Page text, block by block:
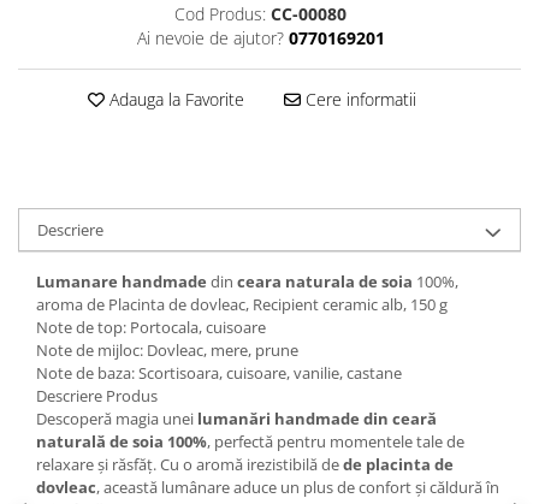
Cod Produs: CC-00080
Ai nevoie de ajutor? 0770169201
Adauga la Favorite Cere informatii
Descriere
Lumanare handmade din ceara naturala de soia 100%,
aroma de Placinta de dovleac, Recipient ceramic alb, 150 g
Note de top: Portocala, cuisoare
Note de mijloc: Dovleac, mere, prune
Note de baza: Scortisoara, cuisoare, vanilie, castane
Descriere Produs
Descoperă magia unei lumanări handmade din ceară
naturală de soia 100%, perfectă pentru momentele tale de
relaxare și răsfăț. Cu o aromă irezistibilă dede placinta de
dovleac, această lumânare aduce un plus de confort și căldură în